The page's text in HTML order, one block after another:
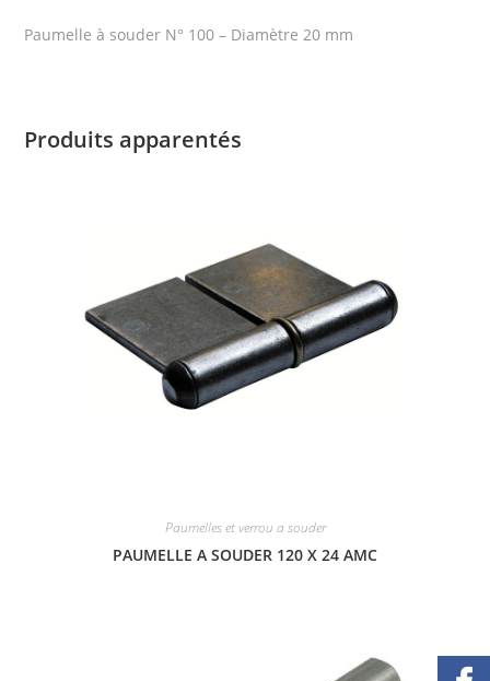
Paumelle à souder N° 100 – Diamètre 20 mm
Produits apparentés
Paumelles et verrou a souder
PAUMELLE A SOUDER 120 X 24 AMC